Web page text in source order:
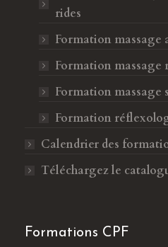
rides
Formation massage
Formation massage
Formation massage
Formation
Calendrier des
Téléchargez le
Formations CPF